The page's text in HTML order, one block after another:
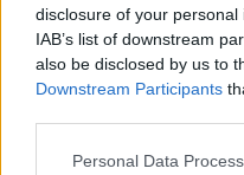
disclosure of your
IAB’s list of downstream
also be disclosed by us to
Downstream Participants
Personal Data